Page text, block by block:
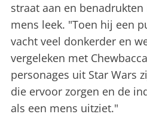
straat aan en
mens leek. "Toen hij een
vacht veel donkerder en
vergeleken met
personages uit Star Wars
die ervoor zorgen en de
als een mens uitziet."